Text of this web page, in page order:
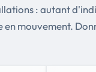
: autant
mouvement.